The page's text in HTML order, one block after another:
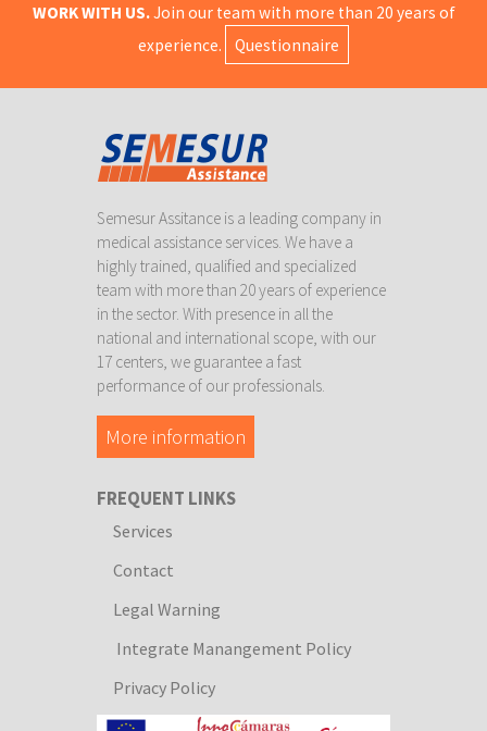
WORK WITH US.Join our team with more than 20 years of
experience.
Questionnaire
Semesur Assitance is a leading company in
medical assistance services. We have a
highly trained, qualified and specialized
team with more than 20 years of experience
in the sector. With presence in all the
national and international scope, with our
17 centers, we guarantee a fast
performance of our professionals.
More information
FREQUENT LINKS
Services
Contact
Legal Warning
Integrate Manangement Policy
Privacy Policy